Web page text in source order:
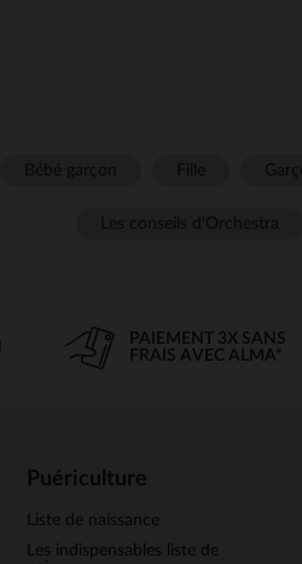
PAIEMENT 3X SANS
FRAIS AVEC ALMA*
Puériculture
Liste de naissance
Les indispensables liste de